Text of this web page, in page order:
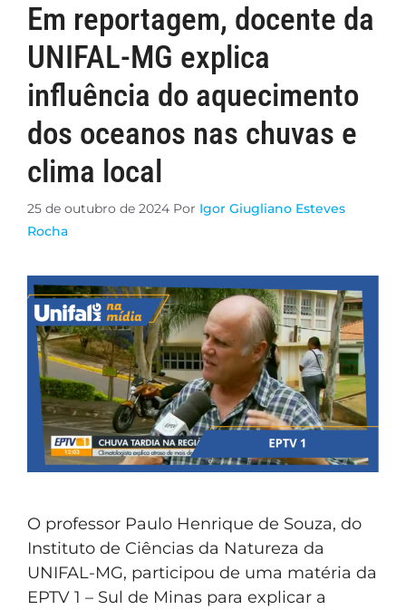
Em reportagem, docente da
UNIFAL-MG explica
influência do aquecimento
dos oceanos nas chuvas e
clima local
25 de outubro de 2024 Por Igor Giugliano Esteves
Rocha
O professor Paulo Henrique de Souza, do
Instituto de Ciências da Natureza da
UNIFAL-MG, participou de uma matéria da
EPTV 1 – Sul de Minas para explicar a